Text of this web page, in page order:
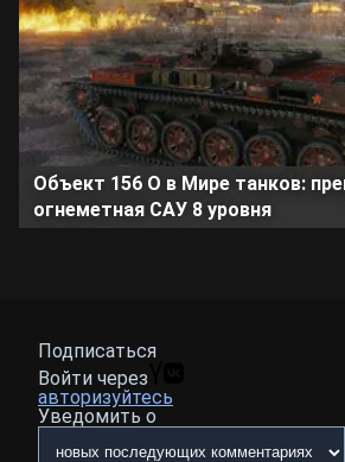
Объект 156 О в Мире танков:
огнеметная САУ 8 уровня
Подписаться
Войти через
авторизуйтесь
Уведомить о